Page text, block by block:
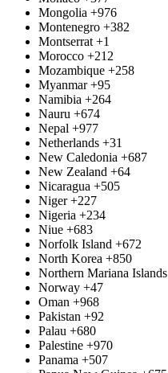
Mongolia +976
Montenegro +382
Montserrat +1
Morocco +212
Mozambique +258
Myanmar +95
Namibia +264
Nauru +674
Nepal +977
Netherlands +31
New Caledonia +687
New Zealand +64
Nicaragua +505
Niger +227
Nigeria +234
Niue +683
Norfolk Island +672
North Korea +850
Northern Mariana Islands
Norway +47
Oman +968
Pakistan +92
Palau +680
Palestine +970
Panama +507